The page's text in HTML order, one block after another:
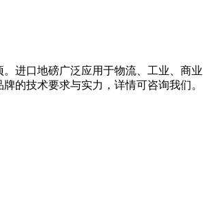
进口地磅广泛应用于物流、工业、商业
的技术要求与实力，详情可咨询我们。